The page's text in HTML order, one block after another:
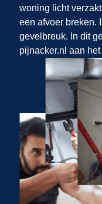
woning licht
een afvoer breken.
gevelbreuk. In dit
pijnacker.nl aan